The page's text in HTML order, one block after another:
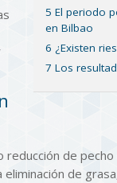
5 El periodo
en Bilbao
6 ¿Existen
7 Los
reducción de
de